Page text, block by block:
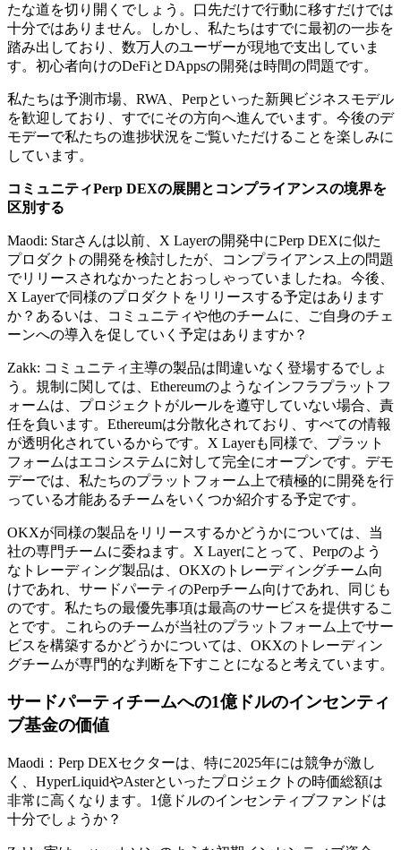
たな道を切り開くでしょう。口先だけで行動に移すだけでは
十分ではありません。しかし、私たちはすでに最初の一歩を
踏み出しており、数万人のユーザーが現地で支出していま
す。初心者向けのDeFiとDAppsの開発は時間の問題です。
私たちは予測市場、RWA、Perpといった新興ビジネスモデル
を歓迎しており、すでにその方向へ進んでいます。今後のデ
モデーで私たちの進捗状況をご覧いただけることを楽しみに
しています。
コミュニティPerp DEXの展開とコンプライアンスの境界を
区別する
Maodi: Starさんは以前、X Layerの開発中にPerp DEXに似た
プロダクトの開発を検討したが、コンプライアンス上の問題
でリリースされなかったとおっしゃっていましたね。今後、
X Layerで同様のプロダクトをリリースする予定はあります
か？あるいは、コミュニティや他のチームに、ご自身のチェ
ーンへの導入を促していく予定はありますか？
Zakk: コミュニティ主導の製品は間違いなく登場するでしょ
う。規制に関しては、Ethereumのようなインフラプラットフ
ォームは、プロジェクトがルールを遵守していない場合、責
任を負います。Ethereumは分散化されており、すべての情報
が透明化されているからです。X Layerも同様で、プラット
フォームはエコシステムに対して完全にオープンです。デモ
デーでは、私たちのプラットフォーム上で積極的に開発を行
っている才能あるチームをいくつか紹介する予定です。
OKXが同様の製品をリリースするかどうかについては、当
社の専門チームに委ねます。X Layerにとって、Perpのよう
なトレーディング製品は、OKXのトレーディングチーム向
けであれ、サードパーティのPerpチーム向けであれ、同じも
のです。私たちの最優先事項は最高のサービスを提供するこ
とです。これらのチームが当社のプラットフォーム上でサー
ビスを構築するかどうかについては、OKXのトレーディン
グチームが専門的な判断を下すことになると考えています。
サードパーティチームへの1億ドルのインセンティ
ブ基金の価値
Maodi：Perp DEXセクターは、特に2025年には競争が激し
く、HyperLiquidやAsterといったプロジェクトの時価総額は
非常に高くなります。1億ドルのインセンティブファンドは
十分でしょうか？